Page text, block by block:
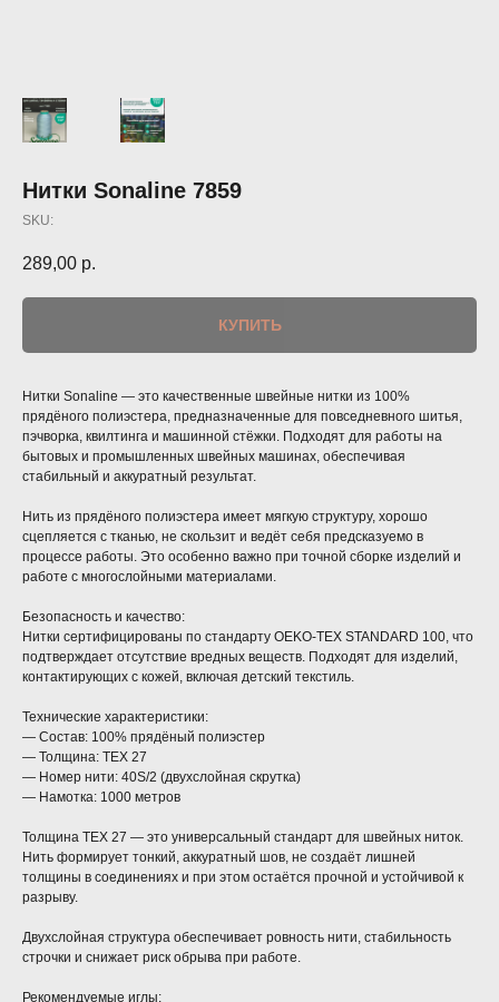
Нитки Sonaline 7859
SKU:
289,00 р.
КУПИТЬ
Нитки Sonaline — это качественные швейные нитки из 100%
прядёного полиэстера, предназначенные для повседневного шитья,
пэчворка, квилтинга и машинной стёжки. Подходят для работы на
бытовых и промышленных швейных машинах, обеспечивая
стабильный и аккуратный результат.
Нить из прядёного полиэстера имеет мягкую структуру, хорошо
сцепляется с тканью, не скользит и ведёт себя предсказуемо в
процессе работы. Это особенно важно при точной сборке изделий и
работе с многослойными материалами.
Безопасность и качество:
Нитки сертифицированы по стандарту OEKO-TEX STANDARD 100, что
подтверждает отсутствие вредных веществ. Подходят для изделий,
контактирующих с кожей, включая детский текстиль.
Технические характеристики:
— Состав: 100% прядёный полиэстер
— Толщина: TEX 27
— Номер нити: 40S/2 (двухслойная скрутка)
— Намотка: 1000 метров
Толщина TEX 27 — это универсальный стандарт для швейных ниток.
Нить формирует тонкий, аккуратный шов, не создаёт лишней
толщины в соединениях и при этом остаётся прочной и устойчивой к
разрыву.
Двухслойная структура обеспечивает ровность нити, стабильность
строчки и снижает риск обрыва при работе.
Рекомендуемые иглы: